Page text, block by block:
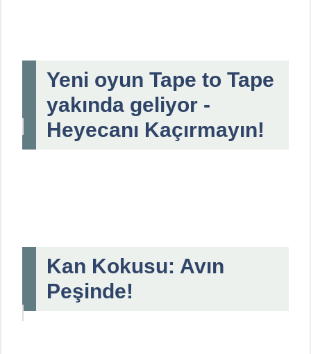
Yeni oyun Tape to Tape
yakında geliyor -
Heyecanı Kaçırmayın!
Kan Kokusu: Avın
Peşinde!